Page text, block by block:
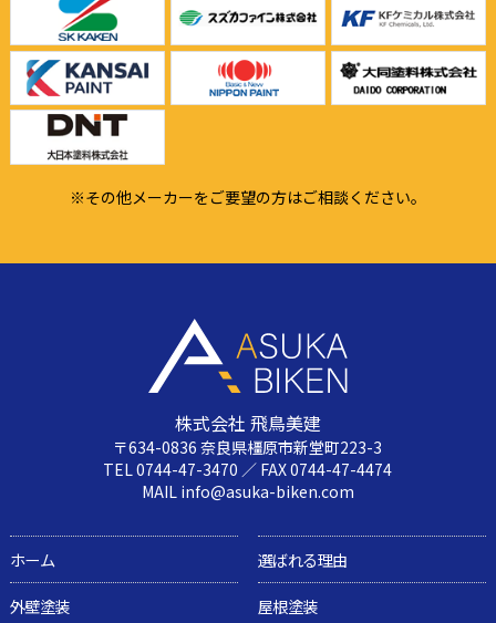
※その他メーカーをご要望の方はご相談ください。
株式会社 飛鳥美建
〒634-0836 奈良県橿原市新堂町223-3
TEL 0744-47-3470 ／ FAX 0744-47-4474
MAIL info@asuka-biken.com
ホーム
選ばれる理由
外壁塗装
屋根塗装